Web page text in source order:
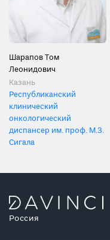
Шарапов Том
Леонидович
Казань
Республиканский
клинический
онкологический
диспансер им. проф. М.З.
Сигала
Россия